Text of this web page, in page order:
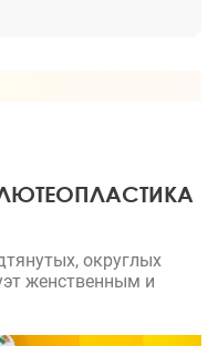
округлых
женственным и